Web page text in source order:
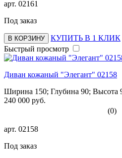
арт. 02161
Под заказ
В КОРЗИНУ
КУПИТЬ В 1 КЛИК
Быстрый просмотр
Диван кожаный "Элегант" 02158
Ширина 150; Глубина 90; Высота
240 000 руб.
(0)
арт. 02158
Под заказ